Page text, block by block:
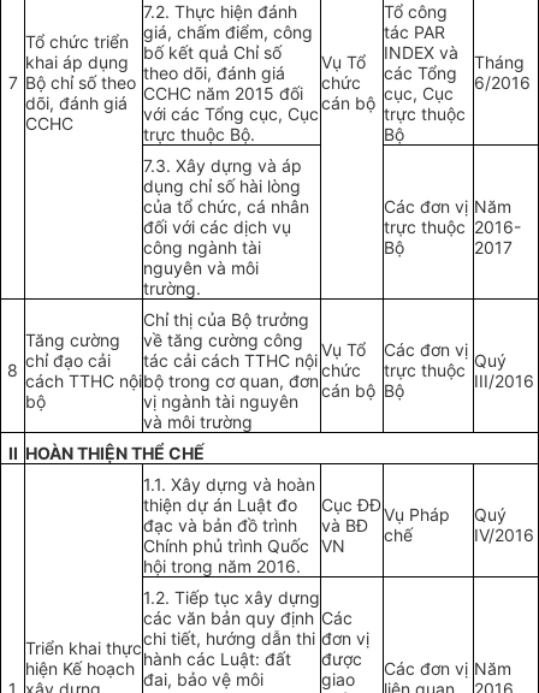
7
Tổ chức triển
khai áp dụng
Bộ chỉ số theo
dõi, đánh giá
CCHC
Vụ Tổ
chức
cán bộ
7.2. Thực hiện đánh
giá, chấm điểm, công
bố kết quả Chỉ số
theo dõi, đánh giá
CCHC năm 2015 đối
với các Tổng cục, Cục
trực thuộc Bộ.
Tổ công
tác PAR
INDEX và
các Tổng
cục, Cục
trực thuộc
Bộ
Tháng
6/2016
7.3. Xây dựng và áp
dụng chỉ số hài lòng
của tổ chức, cá nhân
đối với các dịch vụ
công ngành tài
nguyên và môi
trường.
Các đơn vị
trực thuộc
Bộ
Năm
2016-
2017
8
Tăng cường
chỉ đạo cải
cách TTHC nội
bộ
Chỉ thị của Bộ trưởng
về tăng cường công
tác cải cách TTHC nội
bộ trong cơ quan, đơn
vị ngành tài nguyên
và môi trường
Vụ Tổ
chức
cán bộ
Các đơn vị
trực thuộc
Bộ
Quý
III/2016
II HOÀN THIỆN THỂ CHẾ
1
Triển khai thực
hiện Kế hoạch
xây dựng
1.1. Xây dựng và hoàn
thiện dự án Luật đo
đạc và bản đồ trình
Chính phủ trình Quốc
hội trong năm 2016.
Cục ĐĐ
và BĐ
VN
Vụ Pháp
chế
Quý
IV/2016
1.2. Tiếp tục xây dựng
các văn bản quy định
chi tiết, hướng dẫn thi
hành các Luật: đất
đai, bảo vệ môi
Các
đơn vị
được
giao
Các đơn vị
liên quan
Năm
2016